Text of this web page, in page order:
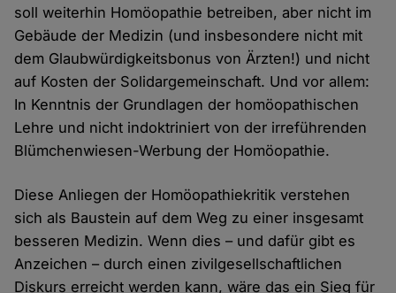
soll weiterhin Homöopathie betreiben, aber nicht im
Gebäude der Medizin (und insbesondere nicht mit
dem Glaubwürdigkeitsbonus von Ärzten!) und nicht
auf Kosten der Solidargemeinschaft. Und vor allem:
In Kenntnis der Grundlagen der homöopathischen
Lehre und nicht indoktriniert von der irreführenden
Blümchenwiesen-Werbung der Homöopathie.
Diese Anliegen der Homöopathiekritik verstehen
sich als Baustein auf dem Weg zu einer insgesamt
besseren Medizin. Wenn dies – und dafür gibt es
Anzeichen – durch einen zivilgesellschaftlichen
Diskurs erreicht werden kann, wäre das ein Sieg für